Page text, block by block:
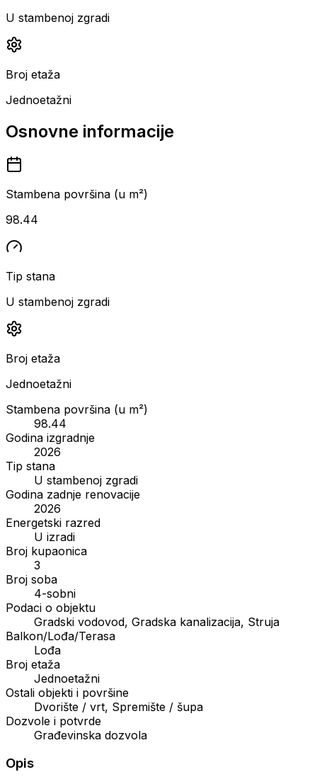
U stambenoj zgradi
Broj etaža
Jednoetažni
Osnovne informacije
Stambena površina (u m²)
98.44
Tip stana
U stambenoj zgradi
Broj etaža
Jednoetažni
Stambena površina (u m²)
98.44
Godina izgradnje
2026
Tip stana
U stambenoj zgradi
Godina zadnje renovacije
2026
Energetski razred
U izradi
Broj kupaonica
3
Broj soba
4-sobni
Podaci o objektu
Gradski vodovod, Gradska kanalizacija, Struja
Balkon/Lođa/Terasa
Lođa
Broj etaža
Jednoetažni
Ostali objekti i površine
Dvorište / vrt, Spremište / šupa
Dozvole i potvrde
Građevinska dozvola
Opis